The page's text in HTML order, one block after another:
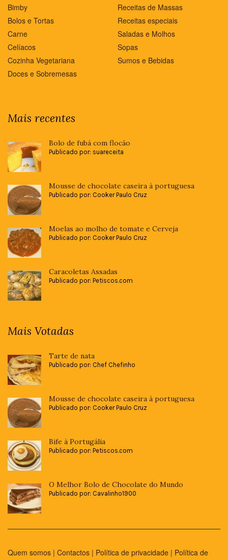
Bimby
Bolos e Tortas
Carne
Celíacos
Cozinha Vegetariana
Doces e Sobremesas
Receitas de Massas
Receitas especiais
Saladas e Molhos
Sopas
Sumos e Bebidas
Mais recentes
Bolo de fubá com flocão
Publicado por: suareceita
Mousse de chocolate caseira à portuguesa
Publicado por: Cooker Paulo Cruz
Moelas ao molho de tomate e Cerveja
Publicado por: Cooker Paulo Cruz
Caracoletas Assadas
Publicado por: Petiscos.com
Mais Votadas
Tarte de nata
Publicado por: Chef Chefinho
Mousse de chocolate caseira à portuguesa
Publicado por: Cooker Paulo Cruz
Bife à Portugália
Publicado por: Petiscos.com
O Melhor Bolo de Chocolate do Mundo
Publicado por: Cavalinho1900
Quem somos | Contactos | Política de privacidade | Política de